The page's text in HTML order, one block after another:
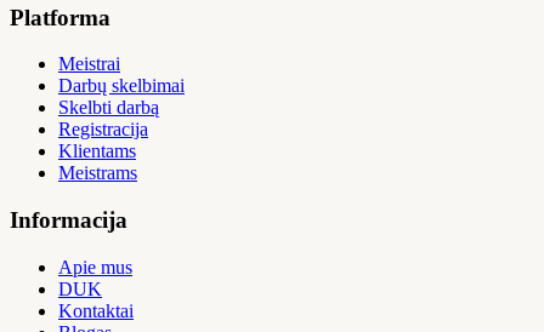
Platforma
Meistrai
Darbų skelbimai
Skelbti darbą
Registracija
Klientams
Meistrams
Informacija
Apie mus
DUK
Kontaktai